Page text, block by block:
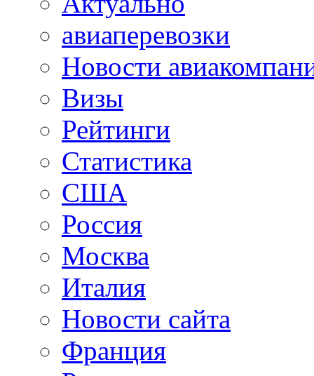
авиаперевозки
Новости
Визы
Рейтинги
Статистика
США
Россия
Москва
Италия
Новости сайта
Франция